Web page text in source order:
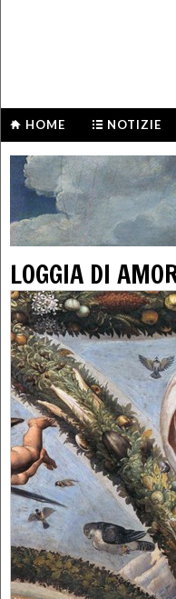
HOME NOTIZIE
LOGGIA DI